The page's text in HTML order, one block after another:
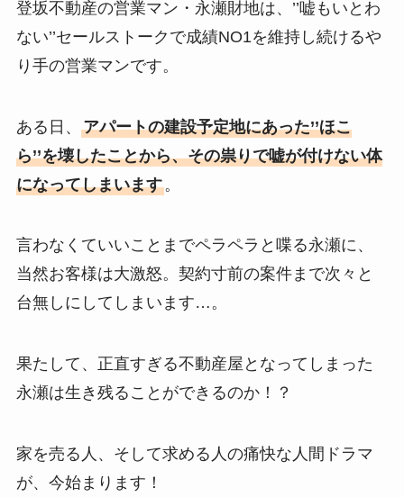
登坂不動産の営業マン・永瀬財地は、’’嘘もいとわ
ない’’セールストークで成績NO1を維持し続けるや
り手の営業マンです。
ある日、 アパートの建設予定地にあった’’ほこ
ら’’を壊したことから、その祟りで嘘が付けない体
になってしまいます。
言わなくていいことまでペラペラと喋る永瀬に、
当然お客様は大激怒。契約寸前の案件まで次々と
台無しにしてしまいます…。
果たして、正直すぎる不動産屋となってしまった
永瀬は生き残ることができるのか！？
家を売る人、そして求める人の痛快な人間ドラマ
が、今始まります！